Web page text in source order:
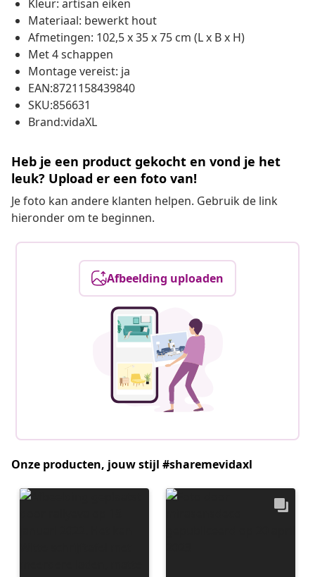
Kleur: artisan eiken
Materiaal: bewerkt hout
Afmetingen: 102,5 x 35 x 75 cm (L x B x H)
Met 4 schappen
Montage vereist: ja
EAN:8721158439840
SKU:856631
Brand:vidaXL
Heb je een product gekocht en vond je het
leuk? Upload er een foto van!
Je foto kan andere klanten helpen. Gebruik de link
hieronder om te beginnen.
Afbeelding uploaden
Onze producten, jouw stijl #sharemevidaxl